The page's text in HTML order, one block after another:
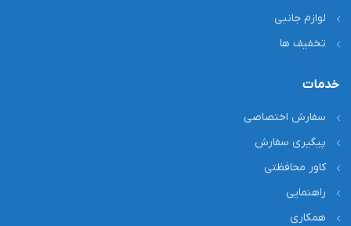
لوازم جانبی
تخفیف ها
خدمات
سفارش اختصاصی
پیگیری سفارش
کاور محافظتی
راهنمایی
همکاری